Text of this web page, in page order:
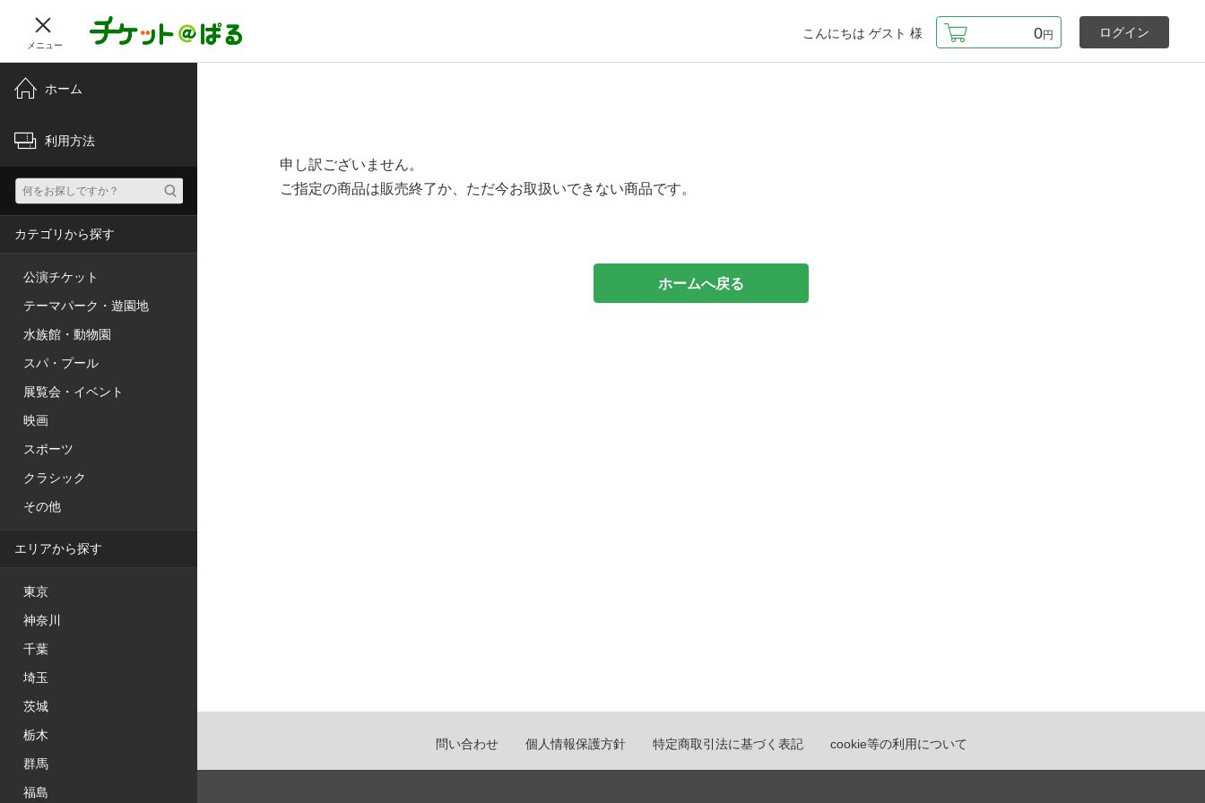
メニュー
こんにちは ゲスト 様 0円 ログイン
ホーム
利用方法
カテゴリから探す
公演チケット
テーマパーク・遊園地
水族館・動物園
スパ・プール
展覧会・イベント
映画
スポーツ
クラシック
その他
エリアから探す
東京
神奈川
千葉
埼玉
茨城
栃木
群馬
福島
申し訳ございません。
ご指定の商品は販売終了か、ただ今お取扱いできない商品です。
ホームへ戻る
問い合わせ 個人情報保護方針 特定商取引法に基づく表記 cookie等の利用について